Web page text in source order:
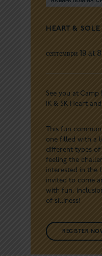
НАБИРАТЕЛИ НА
HEART &
септември 19 at
See you at
1K & 5K Heart
This fun
one filled with a
different types of
feeling the
interested in the
invited to come
with fun,
of silliness!
REGISTER